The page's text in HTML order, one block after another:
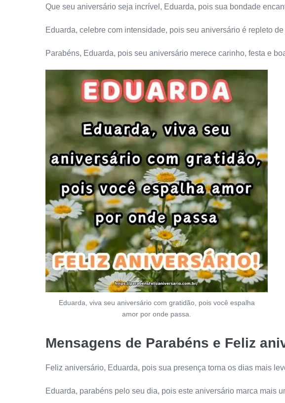
Que seu aniversário seja incrível, Eduarda, pois sua bondade
Eduarda, celebre com intensidade, pois seu aniversário é repleto
Parabéns, Eduarda, pois seu aniversário merece carinho, festa e
Eduarda, viva seu aniversário com gratidão, pois você espalha
amor por onde passa.
Mensagens de Parabéns e Feliz
Feliz aniversário, Eduarda, pois sua presença torna os dias mais
Eduarda, parabéns pelo seu dia, pois este aniversário marca mais